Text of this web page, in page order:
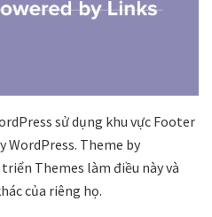
sử dụng khu vực Footer
WordPress. Theme by
Themes làm điều này và
của riêng họ.